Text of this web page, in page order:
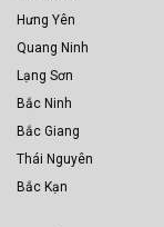
Hưng Yên
Quang Ninh
Lạng Sơn
Bắc Ninh
Bắc Giang
Thái Nguyên
Bắc Kạn